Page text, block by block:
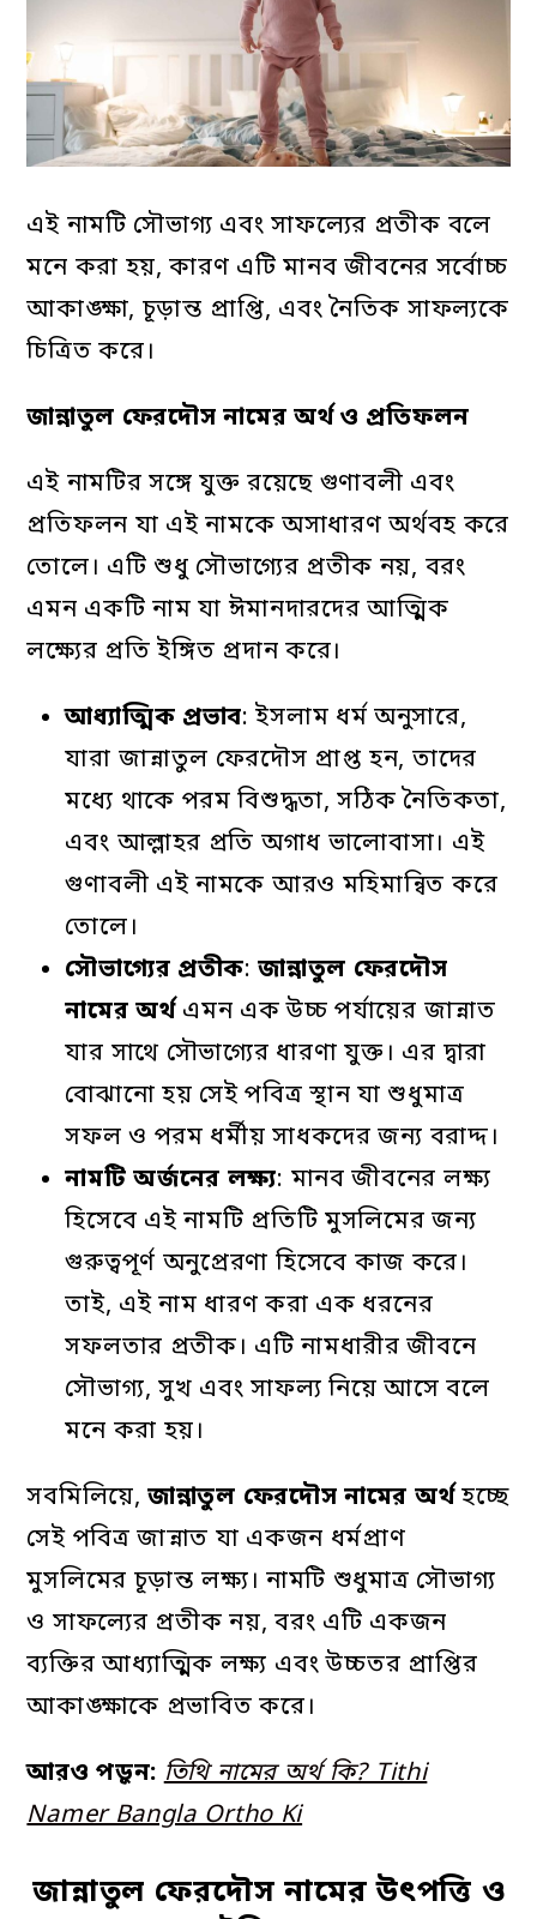
এই নামটি সৌভাগ্য এবং সাফল্যের প্রতীক বলে
মনে করা হয়, কারণ এটি মানব জীবনের সর্বোচ্চ
আকাঙ্ক্ষা, চূড়ান্ত প্রাপ্তি, এবং নৈতিক সাফল্যকে
চিত্রিত করে।
জান্নাতুল ফেরদৌসনামের অর্থও প্রতিফলন
এই নামটির সঙ্গে যুক্ত রয়েছে গুণাবলী এবং
প্রতিফলন যা এই নামকে অসাধারণ অর্থবহ করে
তোলে। এটি শুধু সৌভাগ্যের প্রতীক নয়, বরং
এমন একটি নাম যা ঈমানদারদের আত্মিক
লক্ষ্যের প্রতি ইঙ্গিত প্রদান করে।
আধ্যাত্মিক প্রভাব: ইসলাম ধর্ম অনুসারে,
যারা জান্নাতুল ফেরদৌস প্রাপ্ত হন, তাদের
মধ্যে থাকে পরম বিশুদ্ধতা, সঠিক নৈতিকতা,
এবং আল্লাহর প্রতি অগাধ ভালোবাসা। এই
গুণাবলী এই নামকে আরও মহিমান্বিত করে
তোলে।
সৌভাগ্যের প্রতীক:জান্নাতুল ফেরদৌস
নামেরঅর্থএমন এক উচ্চ পর্যায়ের জান্নাত
যার সাথে সৌভাগ্যের ধারণা যুক্ত। এর দ্বারা
বোঝানো হয় সেই পবিত্র স্থান যা শুধুমাত্র
সফল ও পরম ধর্মীয় সাধকদের জন্য বরাদ্দ।
নামটিঅর্জনের লক্ষ্য: মানব জীবনের লক্ষ্য
হিসেবে এই নামটি প্রতিটি মুসলিমের জন্য
গুরুত্বপূর্ণ অনুপ্রেরণা হিসেবে কাজ করে।
তাই, এই নাম ধারণ করা এক ধরনের
সফলতার প্রতীক। এটি নামধারীর জীবনে
সৌভাগ্য, সুখ এবং সাফল্য নিয়ে আসে বলে
মনে করা হয়।
সবমিলিয়ে,জান্নাতুল ফেরদৌসনামের অর্থহচ্ছে
সেই পবিত্র জান্নাত যা একজন ধর্মপ্রাণ
মুসলিমের চূড়ান্ত লক্ষ্য। নামটি শুধুমাত্র সৌভাগ্য
ও সাফল্যের প্রতীক নয়, বরং এটি একজন
ব্যক্তির আধ্যাত্মিক লক্ষ্য এবং উচ্চতর প্রাপ্তির
আকাঙ্ক্ষাকে প্রভাবিত করে।
আরও পড়ুন: তিথি নামের অর্থ কি? Tithi
Namer Bangla Ortho Ki
জান্নাতুল ফেরদৌস নামের উৎপত্তি ও